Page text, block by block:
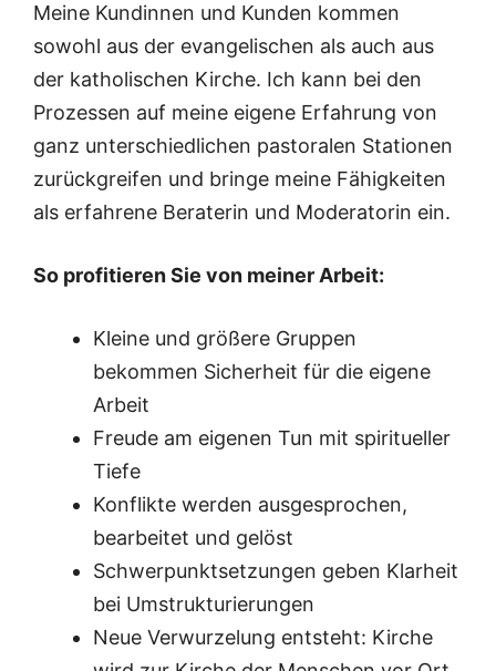
Meine Kundinnen und Kunden kommen
sowohl aus der evangelischen als auch aus
der katholischen Kirche. Ich kann bei den
Prozessen auf meine eigene Erfahrung von
ganz unterschiedlichen pastoralen Stationen
zurückgreifen und bringe meine Fähigkeiten
als erfahrene Beraterin und Moderatorin ein.
So profitieren Sie von meiner Arbeit:
Kleine und größere Gruppen
bekommen Sicherheit für die eigene
Arbeit
Freude am eigenen Tun mit spiritueller
Tiefe
Konflikte werden ausgesprochen,
bearbeitet und gelöst
Schwerpunktsetzungen geben Klarheit
bei Umstrukturierungen
Neue Verwurzelung entsteht: Kirche